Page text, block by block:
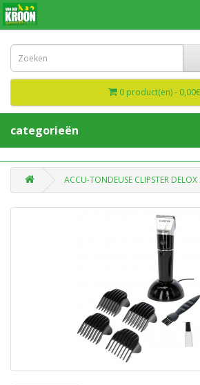
0 product(en) - 0,00€
categorieën
ACCU-TONDEUSE CLIPSTER DELOX